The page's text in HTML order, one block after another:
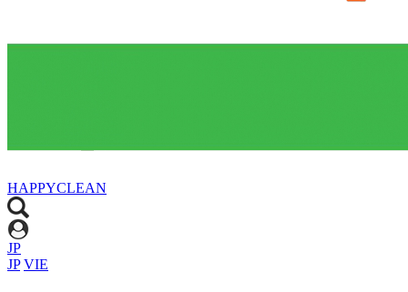
HAPPYCLEAN
JP
JP VIE